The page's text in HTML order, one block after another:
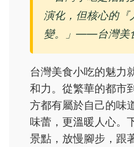
演化，但核心的
變。」——台灣美
台灣美食小吃的魅力
和力。從繁華的都市
方都有屬於自己的味
味蕾，更溫暖人心。
景點，放慢腳步，跟